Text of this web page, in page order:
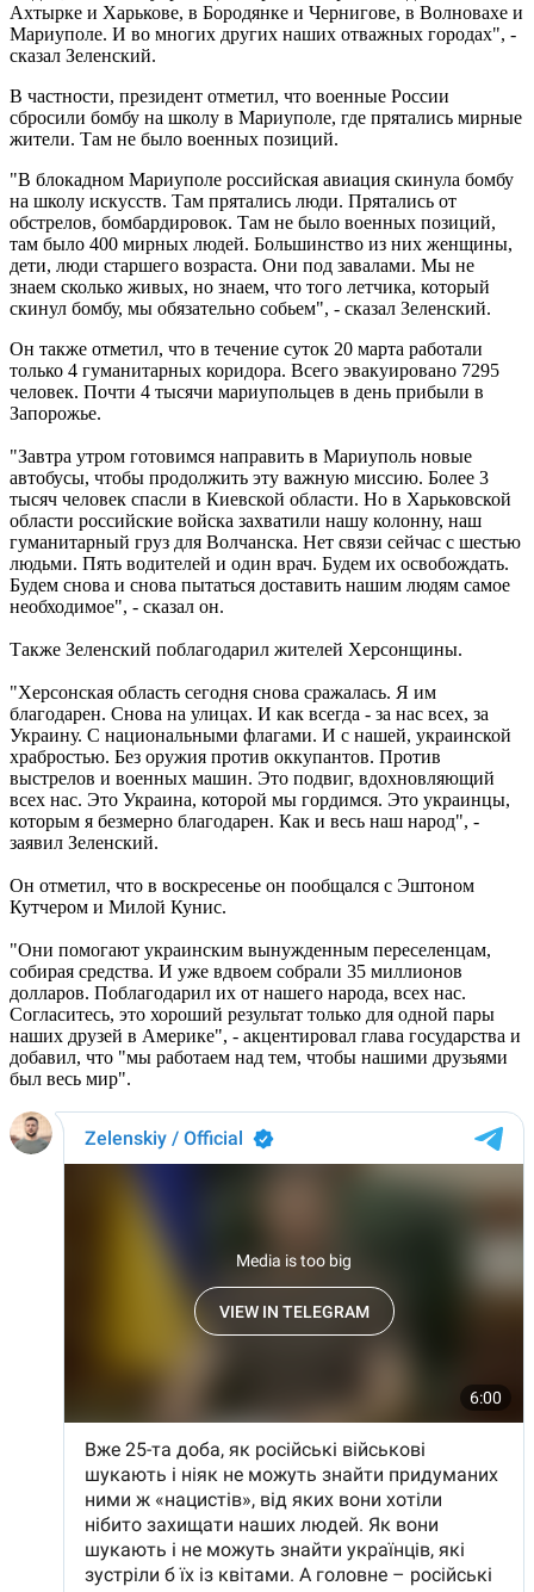
Ахтырке и Харькове, в Бородянке и Чернигове, в Волновахе и
Мариуполе. И во многих других наших отважных городах", -
сказал Зеленский.
В частности, президент отметил, что военные России
сбросили бомбу на школу в Мариуполе, где прятались мирные
жители. Там не было военных позиций.
"В блокадном Мариуполе российская авиация скинула бомбу
на школу искусств. Там прятались люди. Прятались от
обстрелов, бомбардировок. Там не было военных позиций,
там было 400 мирных людей. Большинство из них женщины,
дети, люди старшего возраста. Они под завалами. Мы не
знаем сколько живых, но знаем, что того летчика, который
скинул бомбу, мы обязательно собьем", - сказал Зеленский.
Он также отметил, что в течение суток 20 марта работали
только 4 гуманитарных коридора. Всего эвакуировано 7295
человек. Почти 4 тысячи мариупольцев в день прибыли в
Запорожье.
"Завтра утром готовимся направить в Мариуполь новые
автобусы, чтобы продолжить эту важную миссию. Более 3
тысяч человек спасли в Киевской области. Но в Харьковской
области российские войска захватили нашу колонну, наш
гуманитарный груз для Волчанска. Нет связи сейчас с шестью
людьми. Пять водителей и один врач. Будем их освобождать.
Будем снова и снова пытаться доставить нашим людям самое
необходимое", - сказал он.
Также Зеленский поблагодарил жителей Херсонщины.
"Херсонская область сегодня снова сражалась. Я им
благодарен. Снова на улицах. И как всегда - за нас всех, за
Украину. С национальными флагами. И с нашей, украинской
храбростью. Без оружия против оккупантов. Против
выстрелов и военных машин. Это подвиг, вдохновляющий
всех нас. Это Украина, которой мы гордимся. Это украинцы,
которым я безмерно благодарен. Как и весь наш народ", -
заявил Зеленский.
Он отметил, что в воскресенье он пообщался с Эштоном
Кутчером и Милой Кунис.
"Они помогают украинским вынужденным переселенцам,
собирая средства. И уже вдвоем собрали 35 миллионов
долларов. Поблагодарил их от нашего народа, всех нас.
Согласитесь, это хороший результат только для одной пары
наших друзей в Америке", - акцентировал глава государства и
добавил, что "мы работаем над тем, чтобы нашими друзьями
был весь мир".